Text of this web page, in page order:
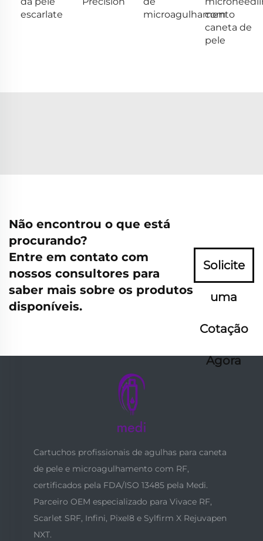
escarlate
microagulhamento
com
caneta de
pele
Não encontrou o que está
procurando?
Entre em contato com
nossos consultores para
saber mais sobre os produtos
disponíveis.
Solicite
uma
Cotação
Agora
Cartuchos profissionais de agulhas para caneta
de pele e microagulhamento com RF,
certificados pela FDA/ISO 13485 pela Medi.
Parceiro OEM especializado para Vivace RF,
Scarlet SRF, Infini, Pixel8 e Sylfirm X Rejuvapen
NXT.